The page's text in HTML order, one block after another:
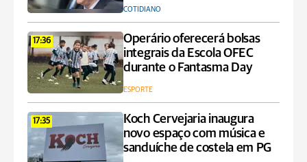
COTIDIANO
17:36
Operário oferecerá bolsas
integrais da Escola OFEC
durante o Fantasma Day
ESPORTE
17:35
Koch Cervejaria inaugura
novo espaço com música e
sanduíche de costela em PG